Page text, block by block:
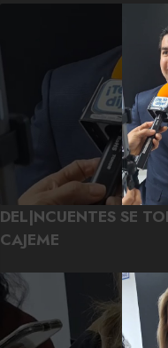
DEL|NCUENTES SE
CAJEME